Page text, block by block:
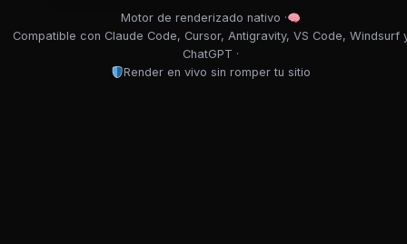
Motor de renderizado nativo ·
Compatible con Claude Code, Cursor, Antigravity, VS Code, Windsurf
ChatGPT ·
Render en vivo sin romper tu sitio